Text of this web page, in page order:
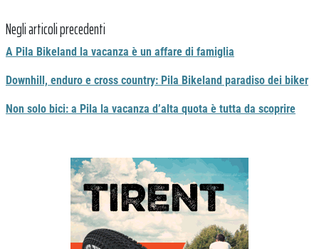
Negli articoli precedenti
A Pila Bikeland la vacanza è un affare di famiglia
Downhill, enduro e cross country: Pila Bikeland paradiso dei biker
Non solo bici: a Pila la vacanza d’alta quota è tutta da scoprire
Previous